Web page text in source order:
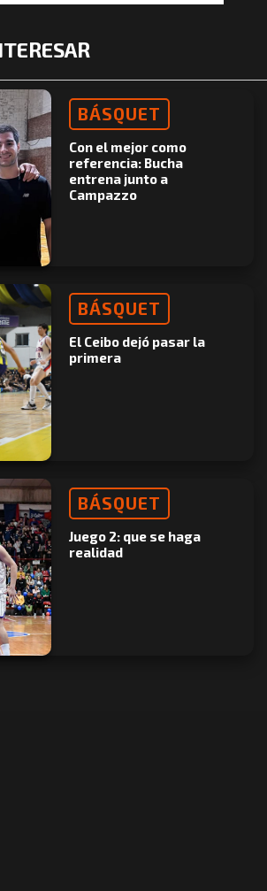
BÁSQUET
Con el mejor como
referencia: Bucha
entrena junto a
Campazzo
BÁSQUET
El Ceibo dejó pasar la
primera
BÁSQUET
Juego 2: que se haga
realidad